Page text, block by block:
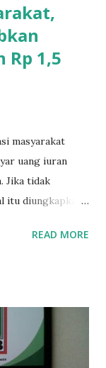
Rp 1,5
masyarakat
uang iuran
Jika tidak
itu diungkapkan
ada
nya pinjam
ikut ujian.
saudara saya,
READ MORE